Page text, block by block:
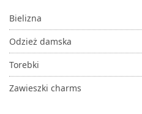
Bielizna
Odzież damska
Torebki
Zawieszki charms